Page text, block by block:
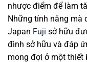
nhược điểm để làm
Những tính năng mà
Japan Fuji sở hữu
đình sở hữu và đáp
mong đợi ở một thiết